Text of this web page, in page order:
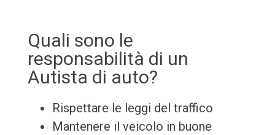
Quali sono le
responsabilità di un
Autista di auto?
Rispettare le leggi del traffico
Mantenere il veicolo in buone